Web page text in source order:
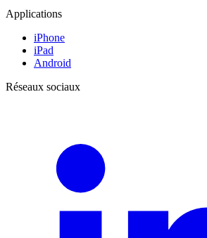
Applications
iPhone
iPad
Android
Réseaux sociaux